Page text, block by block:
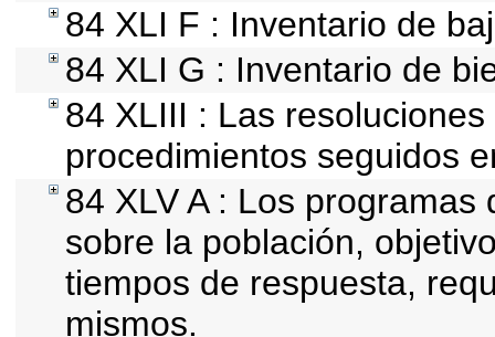
84 XLI F : Inventario de
84 XLI G : Inventario de
84 XLIII : Las
procedimientos seguidos
84 XLV A : Los
sobre la población,
tiempos de respuesta,
mismos.